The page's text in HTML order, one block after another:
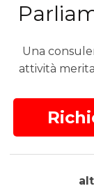
Una
attività